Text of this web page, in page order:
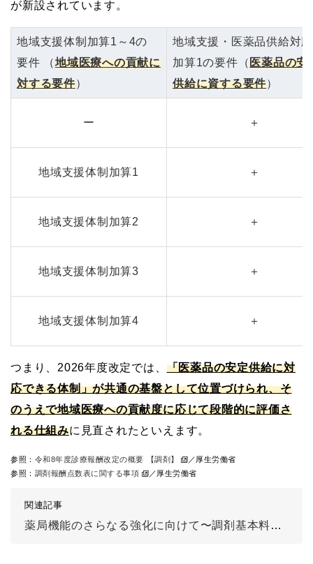
が新設されています。
地域支援体制加算1～4の
要件 （地域医療への貢献に
対する要件）
地域支援・医薬品供給対
加算1の要件（医薬品の安
供給に資する要件）
ー ＋
地域支援体制加算1 ＋
地域支援体制加算2 ＋
地域支援体制加算3 ＋
地域支援体制加算4 ＋
つまり、2026年度改定では、 「医薬品の安定供給に対
応できる体制」が共通の基盤として位置づけられ、そ
のうえで地域医療への貢献度に応じて段階的に評価さ
れる仕組みに見直されたといえます。
参照： 令和8年度診療報酬改定の概要 【調剤】
／厚生労働省
参照： 調剤報酬点数表に関する事項 ／厚生労働省
関連記事
薬局機能のさらなる強化に向けて〜調剤基本料の加算の見直し